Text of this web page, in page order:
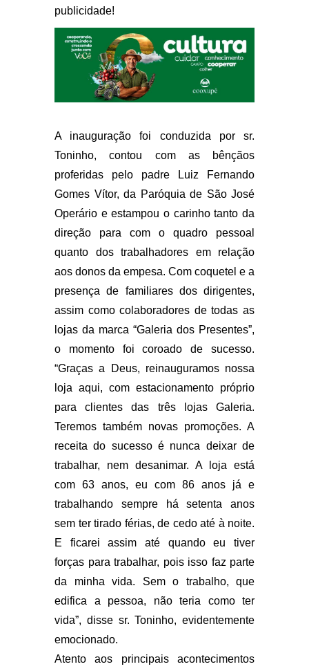
publicidade!
A inauguração foi conduzida por sr.
Toninho, contou com as bênçãos
proferidas pelo padre Luiz Fernando
Gomes Vítor, da Paróquia de São José
Operário e estampou o carinho tanto da
direção para com o quadro pessoal
quanto dos trabalhadores em relação
aos donos da empesa. Com coquetel e a
presença de familiares dos dirigentes,
assim como colaboradores de todas as
lojas da marca “Galeria dos Presentes”,
o momento foi coroado de sucesso.
“Graças a Deus, reinauguramos nossa
loja aqui, com estacionamento próprio
para clientes das três lojas Galeria.
Teremos também novas promoções. A
receita do sucesso é nunca deixar de
trabalhar, nem desanimar. A loja está
com 63 anos, eu com 86 anos já e
trabalhando sempre há setenta anos
sem ter tirado férias, de cedo até à noite.
E ficarei assim até quando eu tiver
forças para trabalhar, pois isso faz parte
da minha vida. Sem o trabalho, que
edifica a pessoa, não teria como ter
vida”, disse sr. Toninho, evidentemente
emocionado.
Atento aos principais acontecimentos